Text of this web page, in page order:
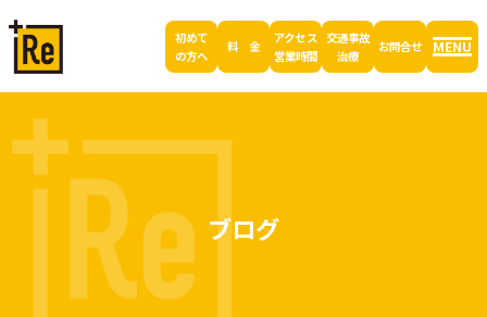
初めて
の方へ
料 金
アクセス
営業時間
交通事故
治療
お問合せ MENU
ブログ